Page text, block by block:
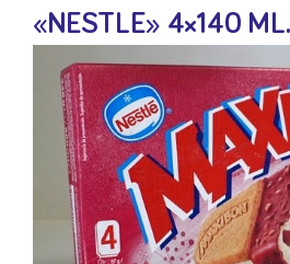
«NESTLE» 4×140 ML.